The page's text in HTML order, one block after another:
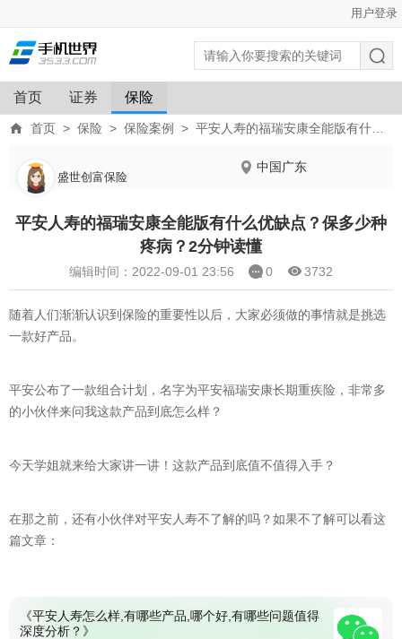
用户登录
首页 证券 保险
首页 > 保险 > 保险案例 > 平安人寿的福瑞安康全能版有什么优缺点？保多少种疼病？2分钟读懂
盛世创富保险
中国广东
平安人寿的福瑞安康全能版有什么优缺点？保多少种
疼病？2分钟读懂
编辑时间：2022-09-01 23:56 0 3732
随着人们渐渐认识到保险的重要性以后，大家必须做的事情就是挑选
一款好产品。
平安公布了一款组合计划，名字为平安福瑞安康长期重疾险，非常多
的小伙伴来问我这款产品到底怎么样？
今天学姐就来给大家讲一讲！这款产品到底值不值得入手？
在那之前，还有小伙伴对平安人寿不了解的吗？如果不了解可以看这
篇文章：
《平安人寿怎么样,有哪些产品,哪个好,有哪些问题值得
深度分析？》